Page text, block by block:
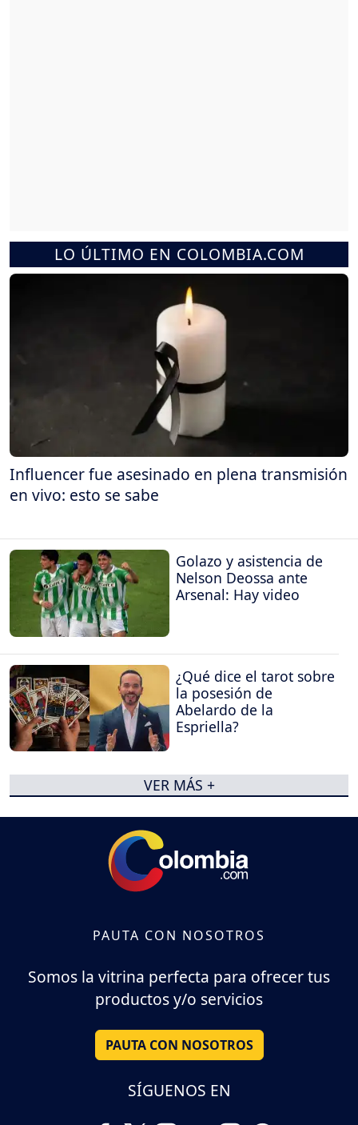
LO ÚLTIMO EN COLOMBIA.COM
Influencer fue asesinado en plena transmisión
en vivo: esto se sabe
Golazo y asistencia de
Nelson Deossa ante
Arsenal: Hay video
¿Qué dice el tarot sobre
la posesión de
Abelardo de la
Espriella?
VER MÁS +
PAUTA CON NOSOTROS
Somos la vitrina perfecta para ofrecer tus
productos y/o servicios
PAUTA CON NOSOTROS
SÍGUENOS EN